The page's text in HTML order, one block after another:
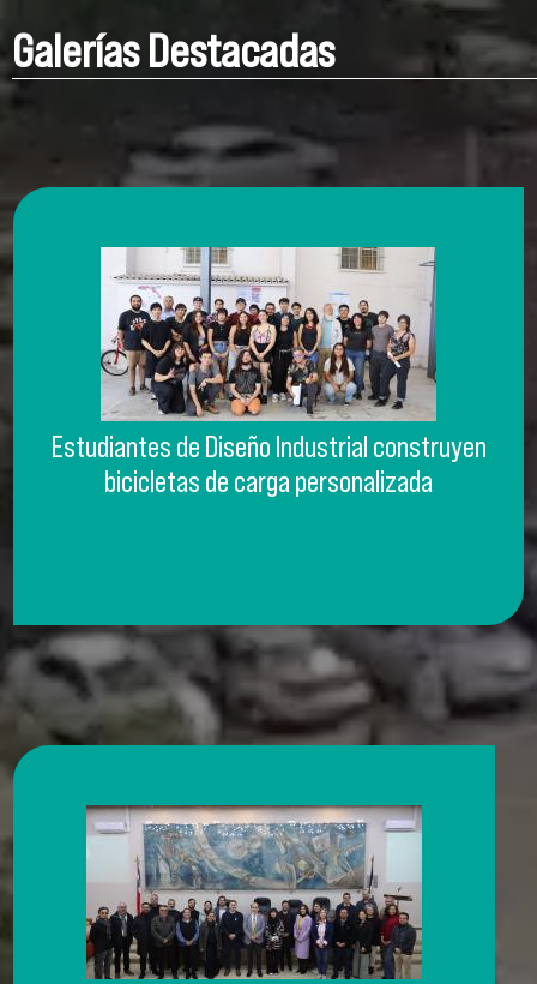
Galerías Destacadas
Estudiantes de Diseño Industrial construyen
bicicletas de carga personalizada